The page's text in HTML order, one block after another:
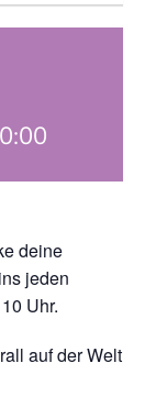
deine
jeden
Uhr.
auf der Welt